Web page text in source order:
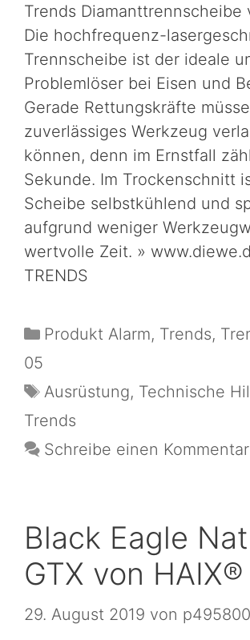
Trends Diamanttrennscheibe
Die hochfrequenz-
Trennscheibe ist der ideale
Problemlöser bei Eisen und
Gerade Rettungskräfte
zuverlässiges Werkzeug
können, denn im Ernstfall
Sekunde. Im Trockenschnitt
Scheibe selbstkühlend und
aufgrund weniger
wertvolle Zeit. »
TRENDS
Produkt Alarm, Trends,
05
Ausrüstung, Technische
Trends
Schreibe einen Kommentar
Black Eagle
GTX von HAIX®
29. August 2019 von p495800